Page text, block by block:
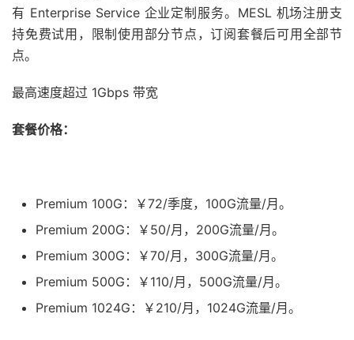
有 Enterprise Service 企业定制服务。MESL 机场注册支
持免费试用，限制使用部分节点，订阅套餐后可用全部节
点。
最高速度超过 1Gbps 带宽
套餐价格：
Premium 100G：￥72/季度，100G流量/月。
Premium 200G：￥50/月，200G流量/月。
Premium 300G：￥70/月，300G流量/月。
Premium 500G：￥110/月，500G流量/月。
Premium 1024G：￥210/月，1024G流量/月。